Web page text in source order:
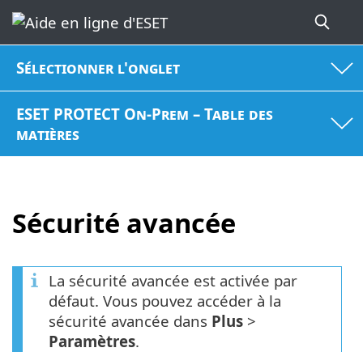
Sélectionner l'onglet
ESET PROTECT On-Prem – Table des
matières
Sécurité avancée
La sécurité avancée est activée par
défaut. Vous pouvez accéder à la
sécurité avancée dans Plus >
Paramètres.